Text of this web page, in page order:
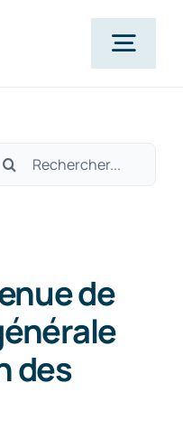
?
Rechercher:
de
des